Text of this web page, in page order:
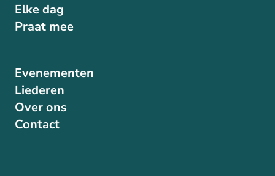
Elke dag
Praat mee
Evenementen
Liederen
Over ons
Contact